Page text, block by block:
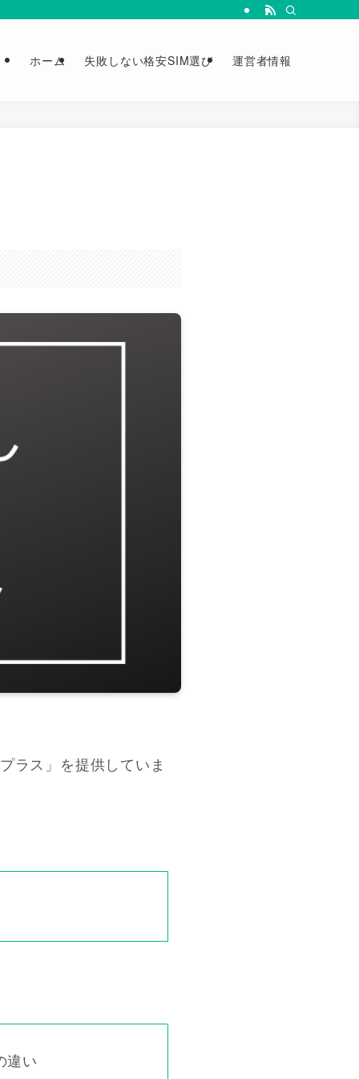
ホーム 失敗しない格安SIM選び 運営者情報
ラス」を提供していま
違い